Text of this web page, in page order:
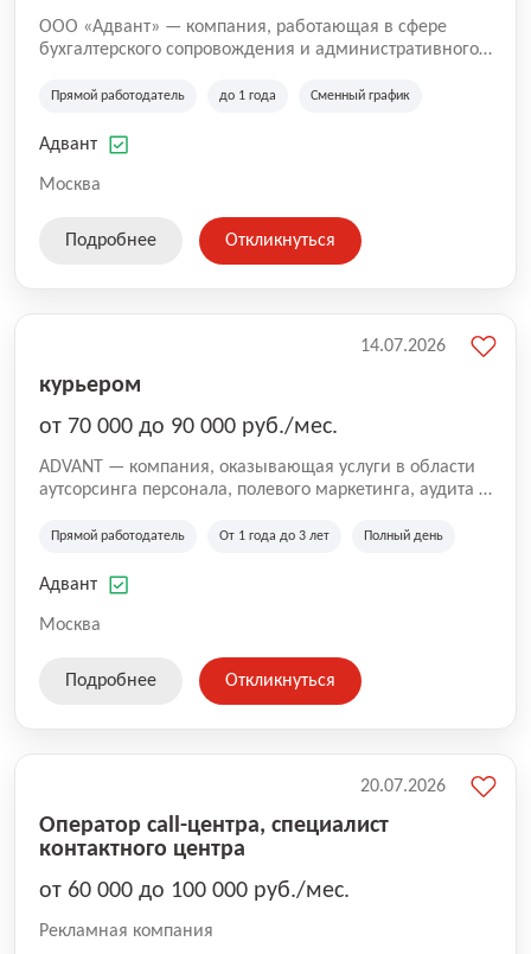
ООО «Адвант» — компания, работающая в сфере
бухгалтерского сопровождения и административного
зарегистрирована в Санкт-Петербурге и
лиц и коммерческих организаций.
Прямой работодатель до 1 года Сменный график
Адвант
Москва
Подробнее Откликнуться
курьером
от 70 000 до 90 000 руб./мес.
ADVANT — компания, оказывающая услуги в области
аутсорсинга персонала, полевого маркетинга, аудита и
региональных клиентов. Мы работаем на рынке с
Казахстана и Беларуси, сотрудничая с компаниями из
Прямой работодатель От 1 года до 3 лет Полный день
Адвант
Москва
14.07.2026
Подробнее Откликнуться
Оператор call-центра, специалист
контактного центра
от 60 000 до 100 000 руб./мес.
Рекламная компания
20.07.2026